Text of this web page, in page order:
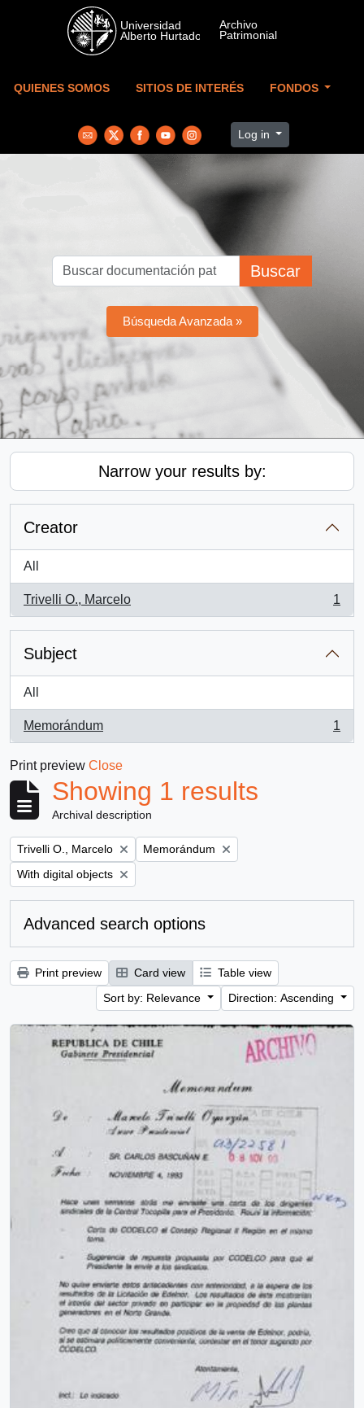
Skip to main content
QUIENES SOMOS SITIOS DE INTERÉS FONDOS
Log in
Buscar
Búsqueda Avanzada »
Narrow your results by:
Creator
All
Trivelli O., Marcelo
, 1 results
1
Subject
All
Memorándum
, 1 results
1
Print preview Close
Showing 1 results
Archival description
Remove filter:
Trivelli O., Marcelo Remove filter:
Memorándum
Remove filter:
With digital objects
Advanced search options
Print preview Card view
Table view
Sort by: Relevance
Direction: Ascending